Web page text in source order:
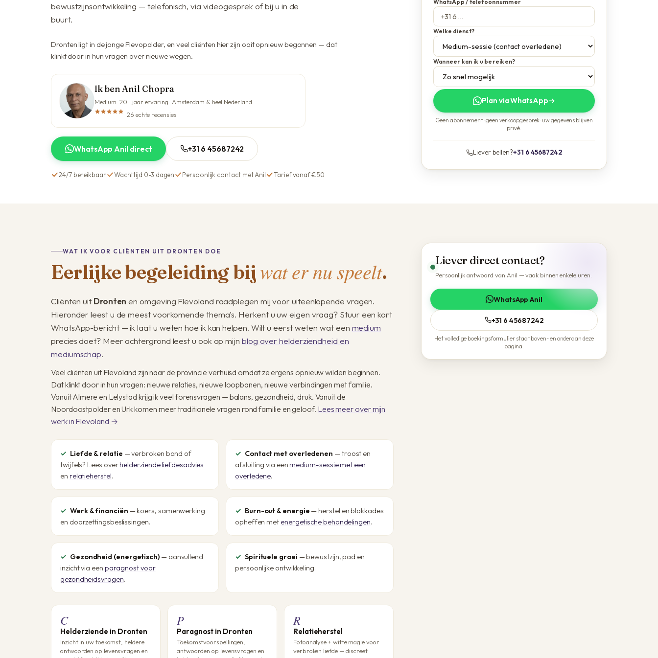
Voordelen bij Anil
bewustzijnsontwikkeling — telefonisch, via videogesprek of bij u in de
buurt.
Dronten ligt in de jonge Flevopolder, en veel cliënten hier zijn ooit opnieuw begonnen — dat
klinkt door in hun vragen over nieuwe wegen.
Ik ben Anil Chopra
Medium · 20+ jaar ervaring · Amsterdam & heel Nederland
26 echte recensies
WhatsApp Anil direct +31 6 45687242
24/7 bereikbaar Wachttijd 0-3 dagen Persoonlijk contact met Anil Tarief vanaf €50
WhatsApp / telefoonnummer
Welke dienst?
Wanneer kan ik u bereiken?
Plan via WhatsApp→
Geen abonnement · geen verkoopgesprek · uw gegevens blijven
privé.
Liever bellen?+31 6 45687242
WAT IK VOOR CLIËNTEN UIT DRONTEN DOE
Eerlijke begeleiding bijwat er nu speelt.
Cliënten uit Dronten en omgeving Flevoland raadplegen mij voor uiteenlopende vragen.
Hieronder leest u de meest voorkomende thema's. Herkent u uw eigen vraag? Stuur een kort
WhatsApp-bericht — ik laat u weten hoe ik kan helpen. Wilt u eerst weten wat een medium
precies doet? Meer achtergrond leest u ook op mijn blog over helderziendheid en
mediumschap.
Veel cliënten uit Flevoland zijn naar de provincie verhuisd omdat ze ergens opnieuw wilden beginnen.
Dat klinkt door in hun vragen: nieuwe relaties, nieuwe loopbanen, nieuwe verbindingen met familie.
Vanuit Almere en Lelystad krijg ik veel forensvragen — balans, gezondheid, druk. Vanuit de
Noordoostpolder en Urk komen meer traditionele vragen rond familie en geloof. Lees meer over mijn
werk in Flevoland →
Liefde & relatie — verbroken band of
twijfels? Lees overhelderziende liefdesadvies
en relatieherstel.
Contact met overledenen — troost en
afsluiting via eenmedium-sessie met een
overledene.
Werk & financiën — koers, samenwerking
en doorzettingsbeslissingen.
Burn-out & energie — herstel en blokkades
opheffen met energetische behandelingen.
Gezondheid (energetisch) — aanvullend
inzicht via een paragnost voor
gezondheidsvragen.
Spirituele groei — bewustzijn, pad en
persoonlijke ontwikkeling.
C
Helderziende in Dronten
Inzicht in uw toekomst, heldere
antwoorden op levensvragen en
P
Paragnost in Dronten
Toekomstvoorspellingen,
antwoorden op levensvragen en
R
Relatieherstel
Fotoanalyse + witte magie voor
verbroken liefde — discreet
Liever direct contact?
Persoonlijk antwoord van Anil — vaak binnen enkele uren.
WhatsApp Anil
+31 6 45687242
Het volledige boekingsformulier staat boven- en onderaan deze
pagina.